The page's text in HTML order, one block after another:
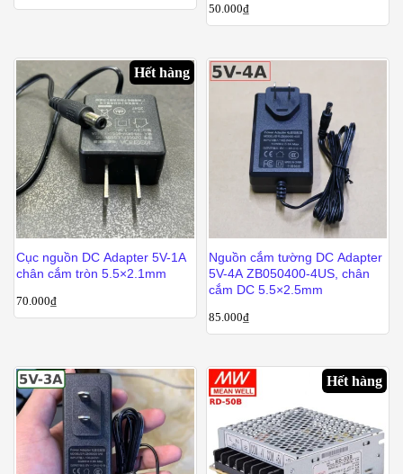
50.000₫
Hết hàng
Cục nguồn DC Adapter 5V-1A
chân cắm tròn 5.5×2.1mm
70.000₫
Nguồn cắm tường DC Adapter
5V-4A ZB050400-4US, chân
cắm DC 5.5×2.5mm
85.000₫
Hết hàng